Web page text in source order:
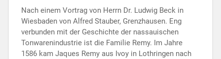
Nach einem Vortrag von Herrn Dr. Ludwig Beck in
Wiesbaden von Alfred Stauber, Grenzhausen. Eng
verbunden mit der Geschichte der nassauischen
Tonwarenindustrie ist die Familie Remy. Im Jahre
1586 kam Jaques Remy aus Ivoy in Lothringen nach